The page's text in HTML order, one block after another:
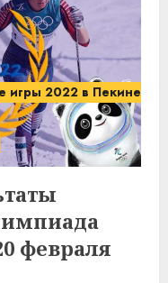
2022 в Пекине.
февраля